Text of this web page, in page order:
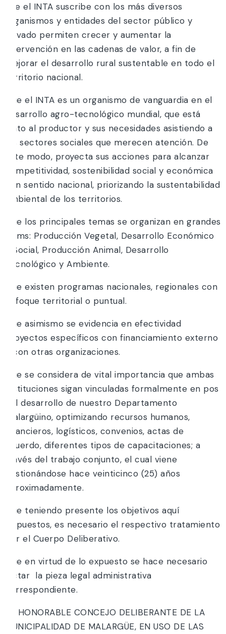
que el INTA suscribe con los más diversos
organismos y entidades del sector público y
privado permiten crecer y aumentar la
intervención en las cadenas de valor, a fin de
mejorar el desarrollo rural sustentable en todo el
territorio nacional.
Que el INTA es un organismo de vanguardia en el
desarrollo agro-tecnológico mundial, que está
junto al productor y sus necesidades asistiendo a
los sectores sociales que merecen atención. De
este modo, proyecta sus acciones para alcanzar
competitividad, sostenibilidad social y económica
con sentido nacional, priorizando la sustentabilidad
ambiental de los territorios.
Que los principales temas se organizan en grandes
ítems: Producción Vegetal, Desarrollo Económico
y Social, Producción Animal, Desarrollo
Tecnológico y Ambiente.
Que existen programas nacionales, regionales con
enfoque territorial o puntual.
Que asimismo se evidencia en efectividad
proyectos específicos con financiamiento externo
y con otras organizaciones.
Que se considera de vital importancia que ambas
Instituciones sigan vinculadas formalmente en pos
del desarrollo de nuestro Departamento
malargüino, optimizando recursos humanos,
financieros, logísticos, convenios, actas de
acuerdo, diferentes tipos de capacitaciones; a
través del trabajo conjunto, el cual viene
gestionándose hace veinticinco (25) años
aproximadamente.
Que teniendo presente los objetivos aquí
dispuestos, es necesario el respectivo tratamiento
por el Cuerpo Deliberativo.
Que en virtud de lo expuesto se hace necesario
dictar la pieza legal administrativa
correspondiente.
EL HONORABLE CONCEJO DELIBERANTE DE LA
MUNICIPALIDAD DE MALARGÜE, EN USO DE LAS